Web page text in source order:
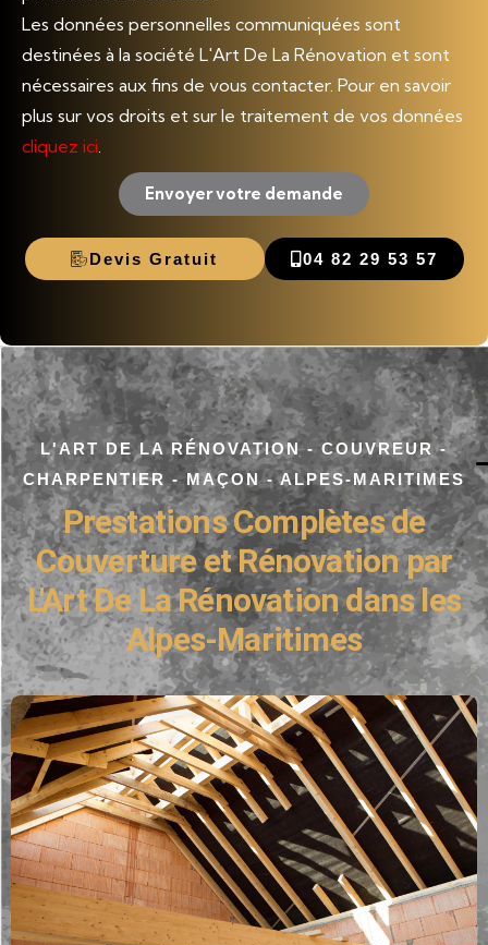
Les données personnelles communiquées sont
destinées à la société L'Art De La Rénovation et sont
nécessaires aux fins de vous contacter. Pour en savoir
plus sur vos droits et sur le traitement de vos données
cliquez ici
Envoyer votre demande
Devis Gratuit 04 82 29 53 57
L'ART DE LA RÉNOVATION - COUVREUR -
CHARPENTIER - MAÇON - ALPES-MARITIMES
Prestations Complètes de
Couverture et Rénovation par
L'Art De La Rénovation dans les
Alpes-Maritimes